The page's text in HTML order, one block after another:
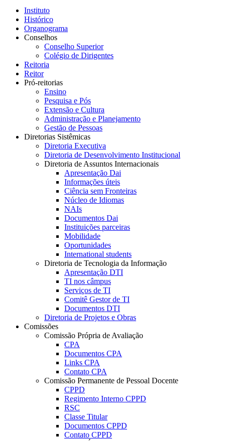
Instituto
Histórico
Organograma
Conselhos
Conselho Superior
Colégio de Dirigentes
Reitoria
Reitor
Pró-reitorias
Ensino
Pesquisa e Pós
Extensão e Cultura
Administração e Planejamento
Gestão de Pessoas
Diretorias Sistêmicas
Diretoria Executiva
Diretoria de Desenvolvimento Institucional
Diretoria de Assuntos Internacionais
Apresentação Dai
Informações úteis
Ciência sem Fronteiras
Núcleo de Idiomas
NAIs
Documentos Dai
Instituições parceiras
Mobilidade
Oportunidades
International students
Diretoria de Tecnologia da Informação
Apresentação DTI
TI nos câmpus
Serviços de TI
Comitê Gestor de TI
Documentos DTI
Diretoria de Projetos e Obras
Comissões
Comissão Própria de Avaliação
CPA
Documentos CPA
Links CPA
Contato CPA
Comissão Permanente de Pessoal Docente
CPPD
Regimento Interno CPPD
RSC
Classe Titular
Documentos CPPD
Contato CPPD